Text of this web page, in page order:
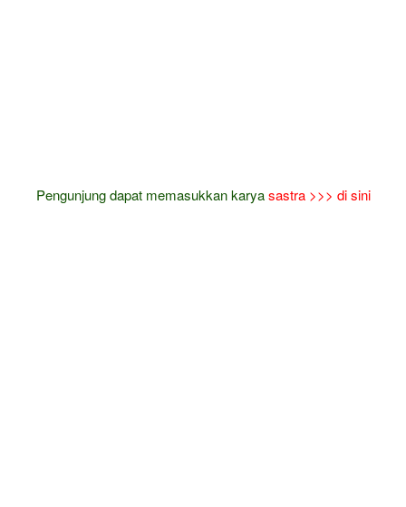
Pengunjung dapat memasukkan karyasastra >>> di sini